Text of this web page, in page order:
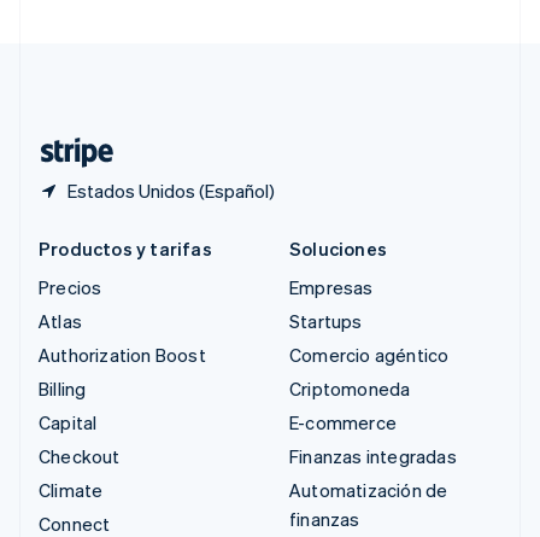
Estados Unidos (Español)
Productos y tarifas
Precios
Atlas
Authorization Boost
Billing
Capital
Checkout
Climate
Connect
Soluciones
Empresas
Startups
Comercio agéntico
Criptomoneda
E-commerce
Finanzas integradas
Automatización de
finanzas